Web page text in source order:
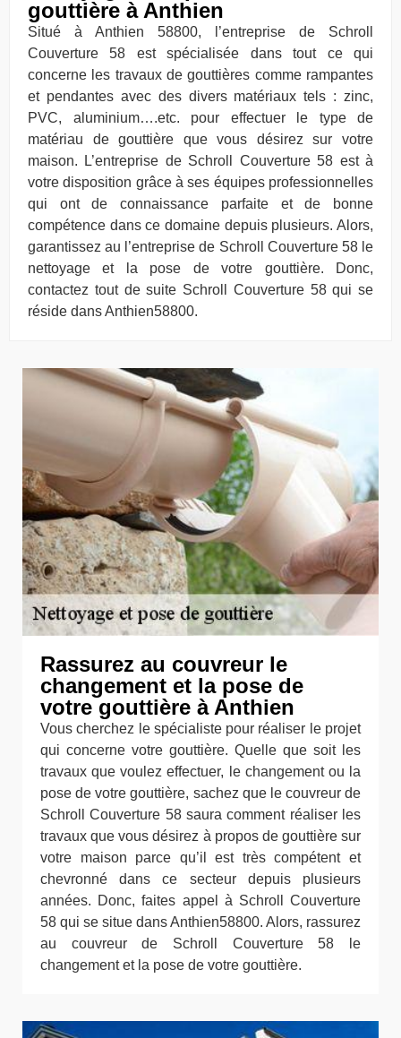
gouttière à Anthien
Situé à Anthien 58800, l’entreprise de Schroll
Couverture 58 est spécialisée dans tout ce qui
concerne les travaux de gouttières comme rampantes
et pendantes avec des divers matériaux tels : zinc,
PVC, aluminium….etc. pour effectuer le type de
matériau de gouttière que vous désirez sur votre
maison. L’entreprise de Schroll Couverture 58 est à
votre disposition grâce à ses équipes professionnelles
qui ont de connaissance parfaite et de bonne
compétence dans ce domaine depuis plusieurs. Alors,
garantissez au l’entreprise de Schroll Couverture 58 le
nettoyage et la pose de votre gouttière. Donc,
contactez tout de suite Schroll Couverture 58 qui se
réside dans Anthien58800.
Rassurez au couvreur le
changement et la pose de
votre gouttière à Anthien
Vous cherchez le spécialiste pour réaliser le projet
qui concerne votre gouttière. Quelle que soit les
travaux que voulez effectuer, le changement ou la
pose de votre gouttière, sachez que le couvreur de
Schroll Couverture 58 saura comment réaliser les
travaux que vous désirez à propos de gouttière sur
votre maison parce qu’il est très compétent et
chevronné dans ce secteur depuis plusieurs
années. Donc, faites appel à Schroll Couverture
58 qui se situe dans Anthien58800. Alors, rassurez
au couvreur de Schroll Couverture 58 le
changement et la pose de votre gouttière.